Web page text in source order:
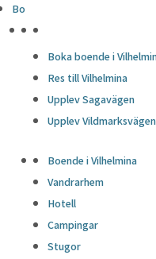
Bo
Boka boende i
Res till Vilhelmina
Upplev Sagavägen
Upplev Vildmarksvägen
Boende i Vilhelmina
Vandrarhem
Hotell
Campingar
Stugor